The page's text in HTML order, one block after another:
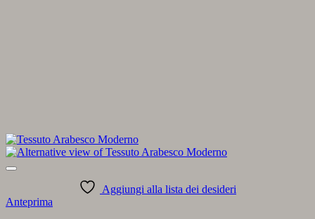
Aggiungi alla lista dei desideri
Anteprima